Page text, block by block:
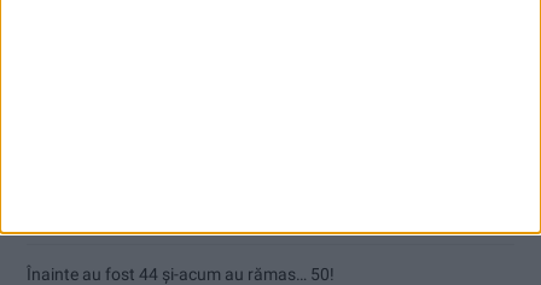
Înainte au fost 44 și-acum au rămas… 50!